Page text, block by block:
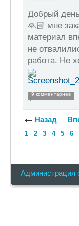
Добрый
🙏🏻 мне
материал
не
работа. Не
9 комментариев
Назад
1 2 3 4 5 6
Администрация